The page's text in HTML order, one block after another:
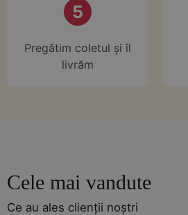
5
Pregătim coletul și îl
livrăm
Cele mai vandute
Ce au ales clienții noștri